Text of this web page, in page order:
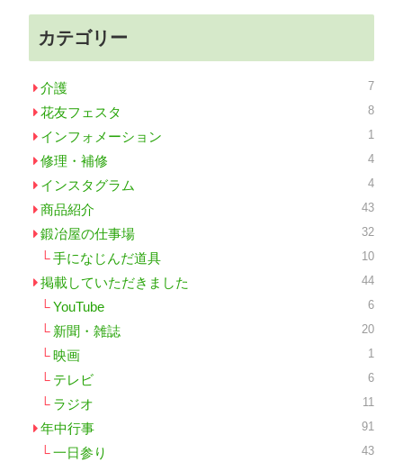
カテゴリー
介護 7
花友フェスタ 8
インフォメーション 1
修理・補修 4
インスタグラム 4
商品紹介 43
鍛冶屋の仕事場 32
手になじんだ道具 10
掲載していただきました 44
YouTube 6
新聞・雑誌 20
映画 1
テレビ 6
ラジオ 11
年中行事 91
一日参り 43